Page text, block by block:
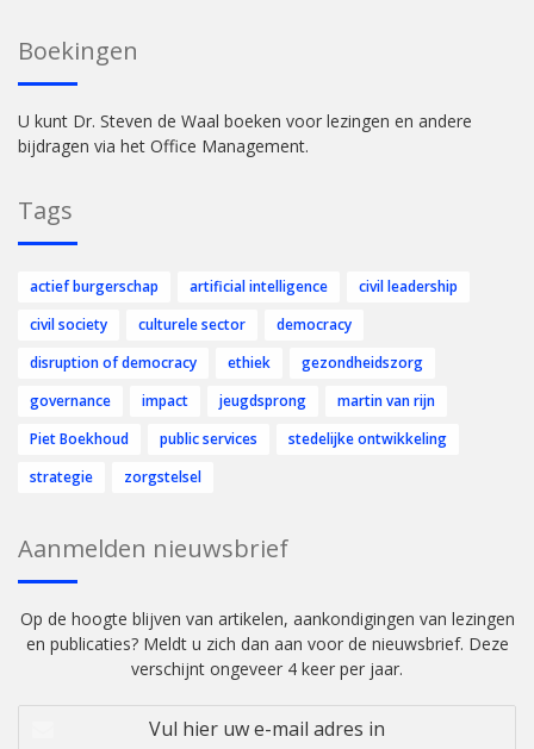
Boekingen
U kunt Dr. Steven de Waal boeken voor lezingen en andere
bijdragen via het Office Management.
Tags
actief burgerschap artificial intelligence
civil leadership
civil society
culturele sector
democracy
disruption of democracy
ethiek
gezondheidszorg
governance
impact jeugdsprong
martin van rijn
Piet Boekhoud
public services
stedelijke ontwikkeling
strategie
zorgstelsel
Aanmelden nieuwsbrief
Op de hoogte blijven van artikelen, aankondigingen van lezingen
en publicaties? Meldt u zich dan aan voor de nieuwsbrief. Deze
verschijnt ongeveer 4 keer per jaar.